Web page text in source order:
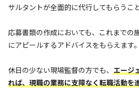
サルタントが全面的に代行してもらうこ
応募書類の作成においても、これまでの
にアピールするアドバイスをもらえます。
休日の少ない現場監督の方でも、 エージ
れば、現職の業務に支障なく転職活動を